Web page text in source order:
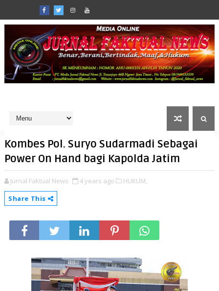
Kombes Pol. Suryo Sudarmadi Sebagai
Power On Hand bagi Kapolda Jatim
Jurnal Faktual News 4 years ago
HUKUM,
Share This